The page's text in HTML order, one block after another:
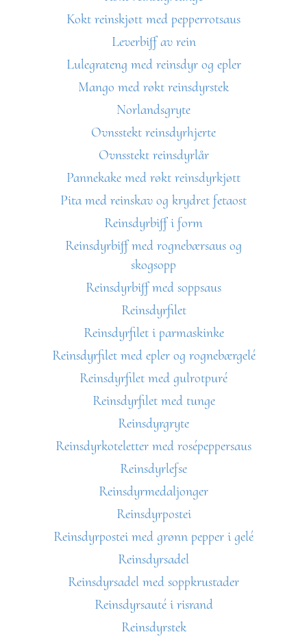
Kokt reinskjøtt med pepperrotsaus
Leverbiff av rein
Lulegrateng med reinsdyr og epler
Mango med røkt reinsdyrstek
Norlandsgryte
Ovnsstekt reinsdyrhjerte
Ovnsstekt reinsdyrlår
Pannekake med røkt reinsdyrkjøtt
Pita med reinskav og krydret fetaost
Reinsdyrbiff i form
Reinsdyrbiff med rognebærsaus og
skogsopp
Reinsdyrbiff med soppsaus
Reinsdyrfilet
Reinsdyrfilet i parmaskinke
Reinsdyrfilet med epler og rognebærgelé
Reinsdyrfilet med gulrotpuré
Reinsdyrfilet med tunge
Reinsdyrgryte
Reinsdyrkoteletter med rosépeppersaus
Reinsdyrlefse
Reinsdyrmedaljonger
Reinsdyrpostei
Reinsdyrpostei med grønn pepper i gelé
Reinsdyrsadel
Reinsdyrsadel med soppkrustader
Reinsdyrsauté i risrand
Reinsdyrstek